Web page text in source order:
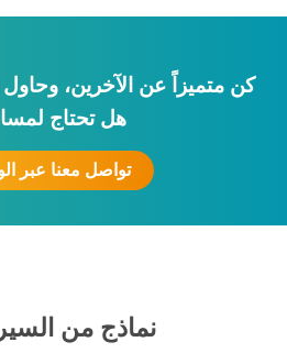
كن متميزاً عن الآخرين، وحاول
هل تحتاج
تواصل معنا عبر
نماذج من السير